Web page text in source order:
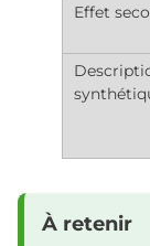
À retenir